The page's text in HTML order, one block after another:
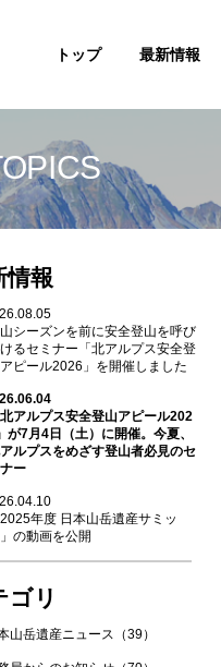
トップ 最新情報
情報
シーズンを前に安全登山を呼び
るセミナー「北アルプス安全登
ピール2026」を開催しました
北アルプス安全登山アピール202
が7月4日（土）に開催。今夏、
ルプスをめざす登山者必見のセ
ー
2025年度 日本山岳遺産サミッ
」の動画を公開
ゴリ
山岳遺産ニュース（39）